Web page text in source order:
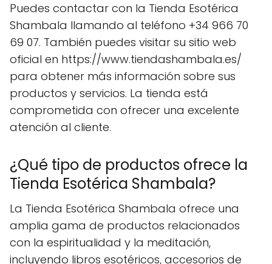
Puedes contactar con la Tienda Esotérica
Shambala llamando al teléfono +34 966 70
69 07. También puedes visitar su sitio web
oficial en https://www.tiendashambala.es/
para obtener más información sobre sus
productos y servicios. La tienda está
comprometida con ofrecer una excelente
atención al cliente.
¿Qué tipo de productos ofrece la
Tienda Esotérica Shambala?
La Tienda Esotérica Shambala ofrece una
amplia gama de productos relacionados
con la espiritualidad y la meditación,
incluyendo libros esotéricos, accesorios de